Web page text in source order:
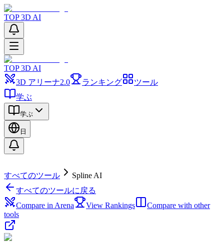
TOP 3D AI
TOP 3D AI
3D アリーナ2.0 ランキング
ツール
学ぶ
学ぶ
日
すべてのツール
Spline AI
すべてのツールに戻る
Compare in Arena
View Rankings
Compare with other
tools